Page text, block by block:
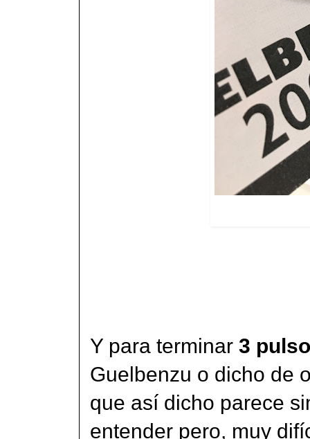
Y para terminar 3
Guelbenzu o dicho de
que así dicho parece
entender pero, muy